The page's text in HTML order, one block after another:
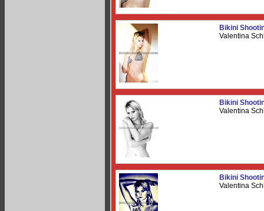
Bikini
Valentina
Bikini
Valentina
Bikini
Valentina